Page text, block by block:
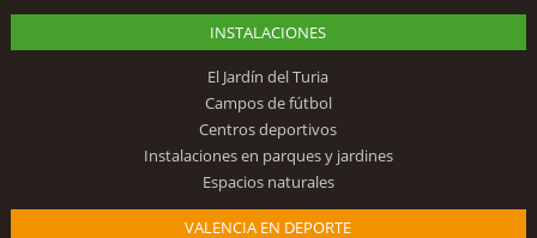
INSTALACIONES
El Jardín del Turia
Campos de fútbol
Centros deportivos
Instalaciones en parques y jardines
Espacios naturales
VALENCIA EN DEPORTE